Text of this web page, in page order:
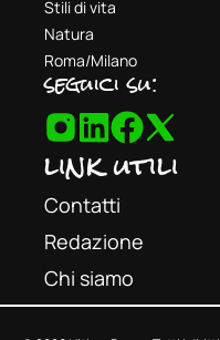
Stili di vita
Natura
Roma/Milano
seguici su:
link utili
Contatti
Redazione
Chi siamo